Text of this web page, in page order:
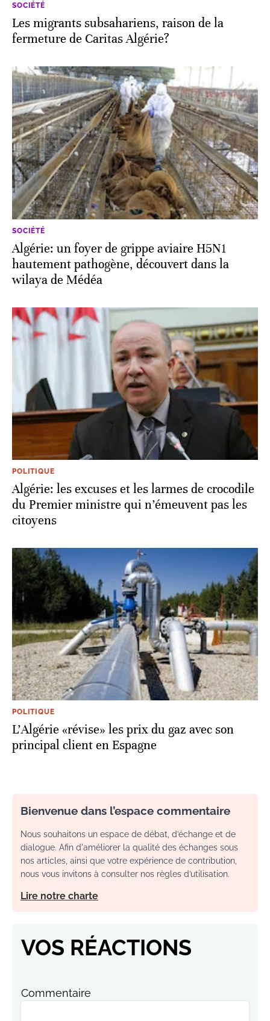
SOCIÉTÉ
Les migrants subsahariens, raison de la
fermeture de Caritas Algérie?
SOCIÉTÉ
Algérie: un foyer de grippe aviaire H5N1
hautement pathogène, découvert dans la
wilaya de Médéa
POLITIQUE
Algérie: les excuses et les larmes de crocodile
du Premier ministre qui n’émeuvent pas les
citoyens
POLITIQUE
L'Algérie «révise» les prix du gaz avec son
principal client en Espagne
Bienvenue dans l’espace commentaire
Nous souhaitons un espace de débat, d’échange et de
dialogue. Afin d'améliorer la qualité des échanges sous
nos articles, ainsi que votre expérience de contribution,
nous vous invitons à consulter nos règles d’utilisation.
Lire notre charte
VOS RÉACTIONS
Commentaire